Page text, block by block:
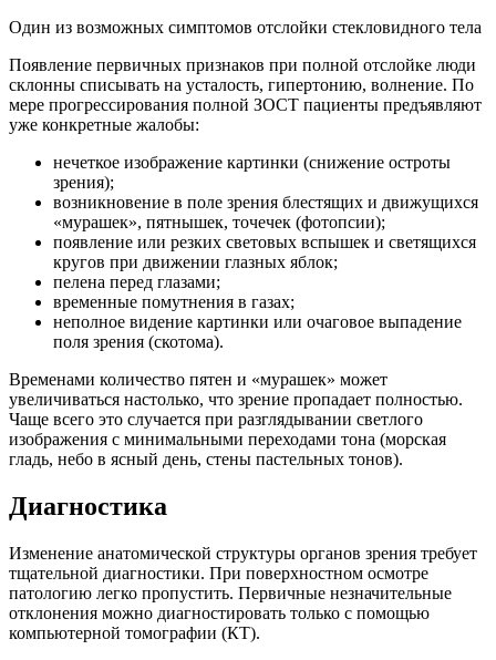
Один из возможных симптомов отслойки стекловидного тела
Появление первичных признаков при полной отслойке люди
склонны списывать на усталость, гипертонию, волнение. По
мере прогрессирования полной ЗОСТ пациенты предъявляют
уже конкретные жалобы:
нечеткое изображение картинки (снижение остроты
зрения);
возникновение в поле зрения блестящих и движущихся
«мурашек», пятнышек, точечек (фотопсии);
появление или резких световых вспышек и светящихся
кругов при движении глазных яблок;
пелена перед глазами;
временные помутнения в газах;
неполное видение картинки или очаговое выпадение
поля зрения (скотома).
Временами количество пятен и «мурашек» может
увеличиваться настолько, что зрение пропадает полностью.
Чаще всего это случается при разглядывании светлого
изображения с минимальными переходами тона (морская
гладь, небо в ясный день, стены пастельных тонов).
Диагностика
Изменение анатомической структуры органов зрения требует
тщательной диагностики. При поверхностном осмотре
патологию легко пропустить. Первичные незначительные
отклонения можно диагностировать только с помощью
компьютерной томографии (КТ).